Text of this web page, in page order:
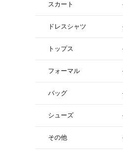
スカート
ドレスシャツ
トップス
フォーマル
バッグ
シューズ
その他